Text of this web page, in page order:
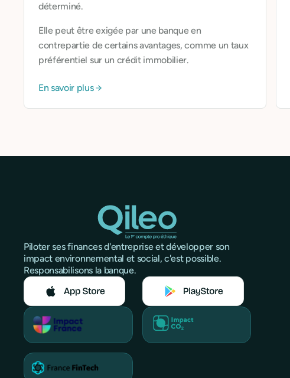
déterminé.
Elle peut être exigée par une banque en
contrepartie de certains avantages, comme un taux
préférentiel sur un crédit immobilier.
En savoir plus
Piloter ses finances d'entreprise et développer son
impact environnemental et social, c'est possible.
Responsabilisons la banque.